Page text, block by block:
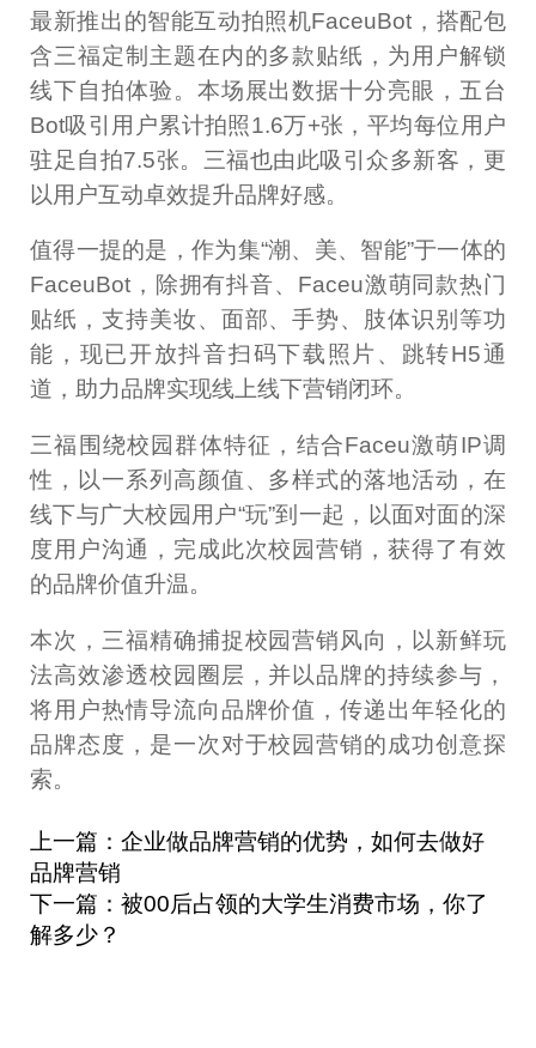
最新推出的智能互动拍照机FaceuBot，搭配包
含三福定制主题在内的多款贴纸，为用户解锁
线下自拍体验。本场展出数据十分亮眼，五台
Bot吸引用户累计拍照1.6万+张，平均每位用户
驻足自拍7.5张。三福也由此吸引众多新客，更
以用户互动卓效提升品牌好感。
值得一提的是，作为集“潮、美、智能”于一体的
FaceuBot，除拥有抖音、Faceu激萌同款热门
贴纸，支持美妆、面部、手势、肢体识别等功
能，现已开放抖音扫码下载照片、跳转H5通
道，助力品牌实现线上线下营销闭环。
三福围绕校园群体特征，结合Faceu激萌IP调
性，以一系列高颜值、多样式的落地活动，在
线下与广大校园用户“玩”到一起，以面对面的深
度用户沟通，完成此次校园营销，获得了有效
的品牌价值升温。
本次，三福精确捕捉校园营销风向，以新鲜玩
法高效渗透校园圈层，并以品牌的持续参与，
将用户热情导流向品牌价值，传递出年轻化的
品牌态度，是一次对于校园营销的成功创意探
索。
上一篇：企业做品牌营销的优势，如何去做好
品牌营销
下一篇：被00后占领的大学生消费市场，你了
解多少？